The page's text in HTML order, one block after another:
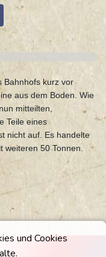
und Cookies
Bahnhofs kurz vor
aus dem Boden. Wie
mitteilten,
Teile eines
nicht auf. Es handelte
weiteren 50 Tonnen.